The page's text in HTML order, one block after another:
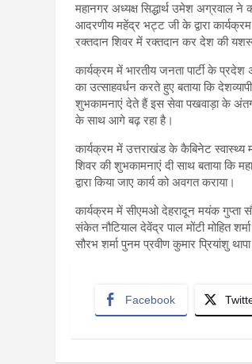
महानगर अध्यक्ष सिद्धार्थ उमेश अग्रवाल
आदरणीय महेंद्र भट्ट जी के द्वारा
रक्तदान शिवर में रक्तदान कर देश की
कार्यक्रम में भारतीय जनता पार्टी के
का उत्साहवर्धन करते हुए बताया कि
शुभकामनाएं देते हैं इस सेवा पखवाड़ा के
के साथ आगे बढ़ रहा है।
कार्यक्रम में उत्तराखंड के कैबिनेट स्वास्थ्य
शिवर की शुभकामनाएं दी साथ बताया कि
द्वारा किया जाए कार्य को अवगत कराया।
कार्यक्रम में सीएमओ देहरादून मयंक गुप्ता
संकेत नौटियाल देवेंद्र पाल मोंटी मोहित
सौरभ शर्मा पुनम प्रवीण कुमार प्रियांशु
Facebook